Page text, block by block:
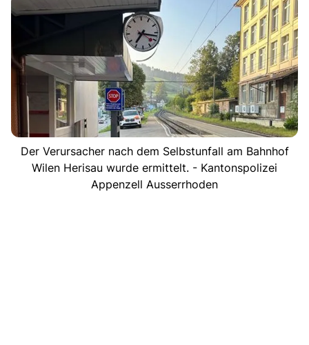
Der Verursacher nach dem Selbstunfall am Bahnhof
Wilen Herisau wurde ermittelt. - Kantonspolizei
Appenzell Ausserrhoden